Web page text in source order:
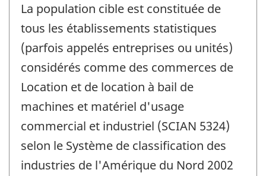
La population cible est constituée de
tous les établissements statistiques
(parfois appelés entreprises ou unités)
considérés comme des commerces de
Location et de location à bail de
machines et matériel d'usage
commercial et industriel (SCIAN 5324)
selon le Système de classification des
industries de l'Amérique du Nord 2002